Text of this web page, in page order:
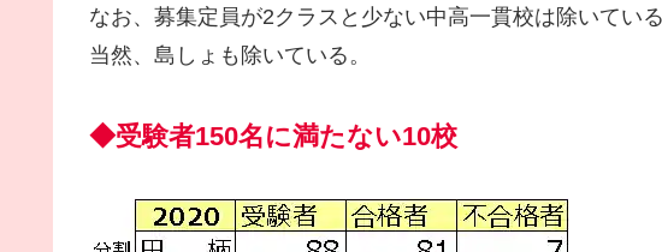
なお、募集定員が2クラスと少ない中高一貫校は除いている
当然、島しょも除いている。
◆受験者150名に満たない10校